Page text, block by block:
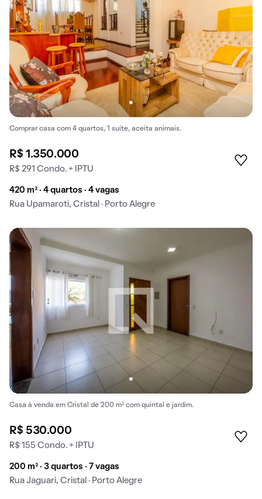
Comprar casa com 4 quartos, 1 suíte, aceita animais.
R$ 1.350.000
R$ 291 Condo. + IPTU
420 m² · 4 quartos · 4 vagas
Rua Upamaroti, Cristal · Porto Alegre
Casa à venda em Cristal de 200 m² com quintal e jardim.
R$ 530.000
R$ 155 Condo. + IPTU
200 m² · 3 quartos · 7 vagas
Rua Jaguari, Cristal · Porto Alegre